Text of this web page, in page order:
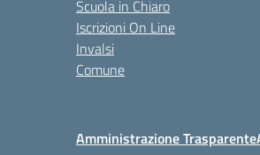
Scuola in Chiaro
Iscrizioni On Line
Invalsi
Comune
Amministrazione Trasparente